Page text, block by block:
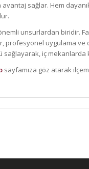
avantaj sağlar. Hem
unsurlardan biridir.
profesyonel uygulama
iç
sayfamıza göz atarak